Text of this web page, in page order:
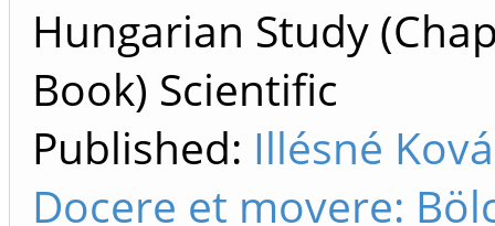
Hungarian Study
Book) Scientific
Published: Illésné
Docere et movere: